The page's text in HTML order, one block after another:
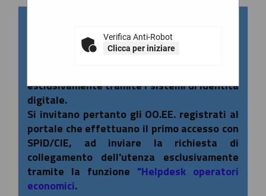
Verifica Anti-Robot
Clicca per iniziare
SPID/CIE: istruzioni
In ottemperanza alle normative vigenti
esclusivamente tramite i sistemi di identità
digitale.
Si invitano pertanto gli OO.EE. registrati al
portale che effettuano il primo accesso con
SPID/CIE, ad inviare la richiesta di
collegamento dell'utenza esclusivamente
tramite la funzione "Helpdesk operatori
economici.